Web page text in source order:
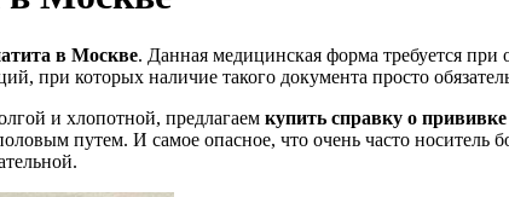
в Москве. Данная медицинская форма требуется
при которых наличие такого документа просто
и хлопотной, предлагаем купить справку о
путем. И самое опасное, что очень часто носитель